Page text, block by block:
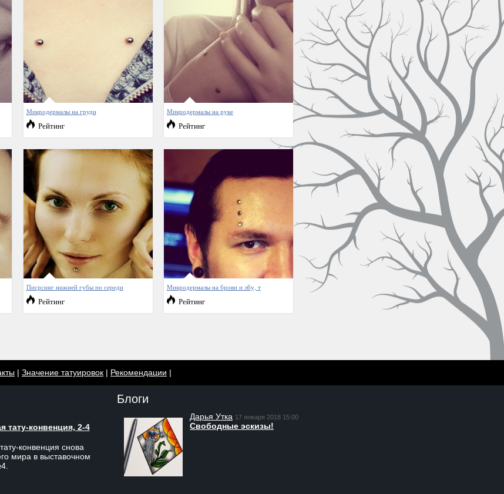
Микродермалы на груди
Рейтинг
Микродермалы на руке
Рейтинг
Писрсинг нижней губы по середи
Рейтинг
Микродермалы на брови и лбу, т
Рейтинг
| Значение татуировок | Рекомендации |
тату-конвенция, 2-4
конвенция снова
мира в выставочном
Блоги
Дарья Утка 17 января 2018 15:00
Свободные эскизы!